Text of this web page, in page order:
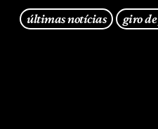
últimas notícias giro de